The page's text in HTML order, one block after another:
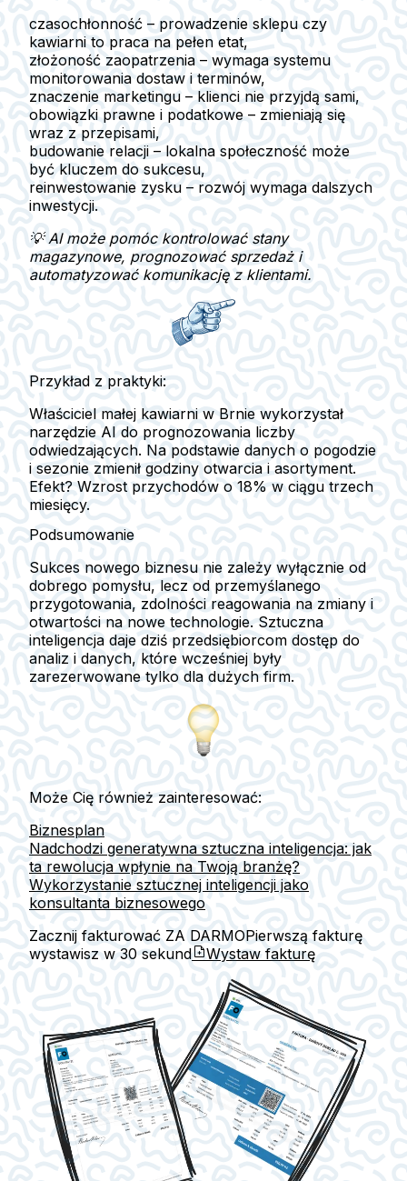
czasochłonność – prowadzenie sklepu czy
kawiarni to praca na pełen etat,
złożoność zaopatrzenia – wymaga systemu
monitorowania dostaw i terminów,
znaczenie marketingu – klienci nie przyjdą sami,
obowiązki prawne i podatkowe – zmieniają się
wraz z przepisami,
budowanie relacji – lokalna społeczność może
być kluczem do sukcesu,
reinwestowanie zysku – rozwój wymaga dalszych
inwestycji.
💡 AI może pomóc kontrolować stany
magazynowe, prognozować sprzedaż i
automatyzować komunikację z klientami.
Przykład z praktyki:
Właściciel małej kawiarni w Brnie wykorzystał
narzędzie AI do prognozowania liczby
odwiedzających. Na podstawie danych o pogodzie
i sezonie zmienił godziny otwarcia i asortyment.
Efekt? Wzrost przychodów o 18% w ciągu trzech
miesięcy.
Podsumowanie
Sukces nowego biznesu nie zależy wyłącznie od
dobrego pomysłu, lecz od przemyślanego
przygotowania, zdolności reagowania na zmiany i
otwartości na nowe technologie. Sztuczna
inteligencja daje dziś przedsiębiorcom dostęp do
analiz i danych, które wcześniej były
zarezerwowane tylko dla dużych firm.
Może Cię również zainteresować:
Biznesplan
Nadchodzi generatywna sztuczna inteligencja: jak
ta rewolucja wpłynie na Twoją branżę?
Wykorzystanie sztucznej inteligencji jako
konsultanta biznesowego
Zacznij fakturować ZA DARMOPierwszą fakturę
wystawisz w 30 sekund Wystaw fakturę